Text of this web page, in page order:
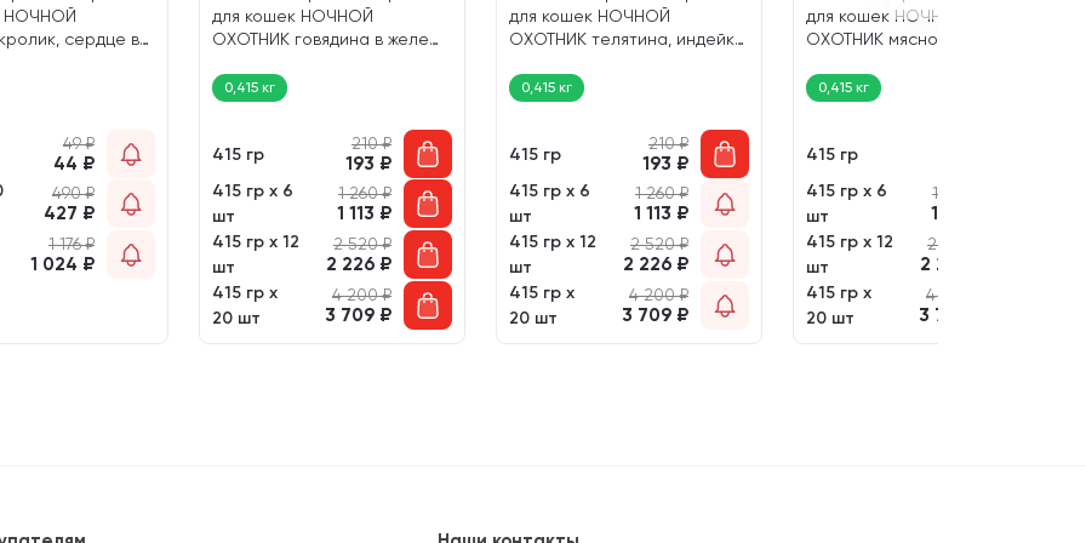
НОЧНОЙ
сердце в
49₽
44 ₽
490₽
427 ₽
1 176₽
1 024 ₽
для кошек НОЧНОЙ
ОХОТНИК говядина в желе
0,415 кг
415 гр
210₽
193 ₽
415 гр х 6
шт
1 260₽
1 113 ₽
415 гр х 12
шт
2 520₽
2 226 ₽
415 гр х
20 шт
4 200₽
3 709 ₽
для кошек НОЧНОЙ
ОХОТНИК телятина, индейка
0,415 кг
415 гр
210₽
193 ₽
415 гр х 6
шт
1 260₽
1 113 ₽
415 гр х 12
шт
2 520₽
2 226 ₽
415 гр х
20 шт
4 200₽
3 709 ₽
для кошек НОЧНОЙ
ОХОТНИК мясное ассорти в
0,415 кг
415 гр
415 гр х 6
шт
1 260
1 113
415 гр х 12
шт
2 520
2 226
415 гр х
20 шт
4 200
3 709